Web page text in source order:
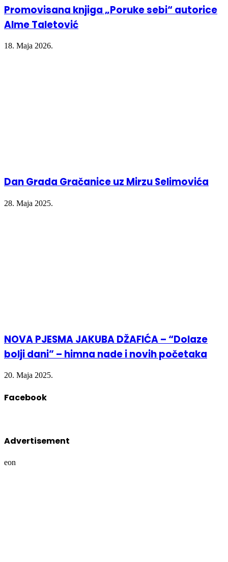
Promovisana knjiga „Poruke sebi“ autorice
Alme Taletović
18. Maja 2026.
Dan Grada Gračanice uz Mirzu Selimovića
28. Maja 2025.
NOVA PJESMA JAKUBA DŽAFIĆA – “Dolaze
bolji dani” – himna nade i novih početaka
20. Maja 2025.
Facebook
Advertisement
eon